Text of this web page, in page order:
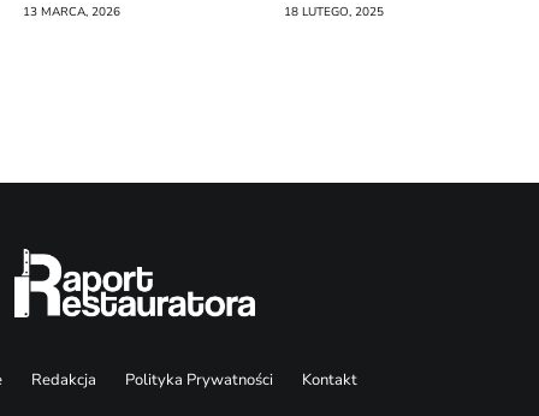
13 MARCA, 2026 18 LUTEGO, 2025
Redakcja Polityka Prywatności Kontakt